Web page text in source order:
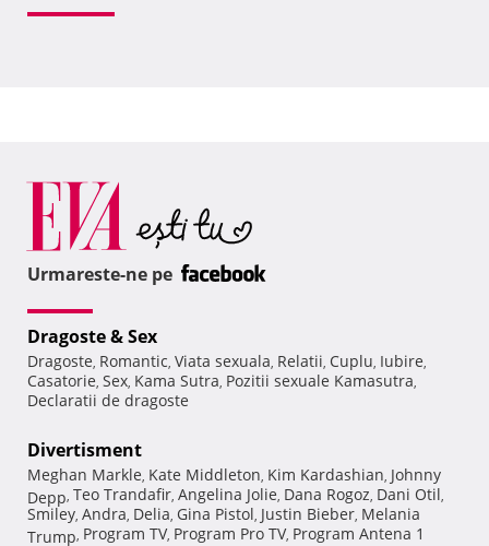
Urmareste-ne pe
Dragoste & Sex
Dragoste, Romantic, Viata sexuala, Relatii, Cuplu, Iubire,
Casatorie, Sex, Kama Sutra, Pozitii sexuale Kamasutra,
Declaratii de dragoste
Divertisment
Meghan Markle, Kate Middleton, Kim Kardashian, Johnny
Depp, Teo Trandafir, Angelina Jolie, Dana Rogoz, Dani Otil,
Smiley, Andra, Delia, Gina Pistol, Justin Bieber, Melania
Trump, Program TV, Program Pro TV, Program Antena 1